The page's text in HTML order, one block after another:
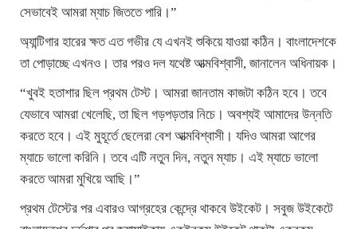
সেভাবেই আমরা ম্যাচ জিততে পারি।”
অ্যান্টিগার হারের ক্ষত এত গভীর যে এখনই শুকিয়ে যাওয়া কঠিন। বাংলাদেশকে
তা পোড়াচ্ছে এখনও। তার পরও দল যথেষ্ট আত্মবিশ্বাসী, জানালেন অধিনায়ক।
“খুবই হতাশার ছিল প্রথম টেস্ট। আমরা জানতাম কাজটা কঠিন হবে। তবে
যেভাবে আমরা খেলেছি, তা ছিল গড়পড়তার নিচে। অবশ্যই আমাদের উন্নতি
করতে হবে। এই মুহূর্তে ছেলেরা বেশ আত্মবিশ্বাসী। যদিও আমরা আগের
ম্যাচে ভালো করিনি। তবে এটি নতুন দিন, নতুন ম্যাচ। এই ম্যাচে ভালো
করতে আমরা মুখিয়ে আছি।”
প্রথম টেস্টের পর এবারও আগ্রহের কেন্দ্রে থাকবে উইকেট। সবুজ উইকেটে